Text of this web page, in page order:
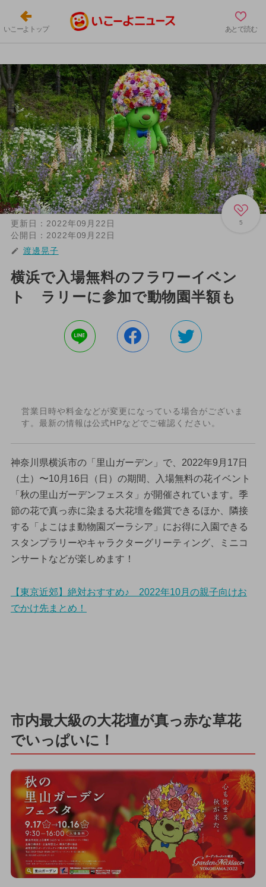
いこーよトップ あとで読む
5
更新日： 2022年09月22日
公開日： 2022年09月22日
渡邊晃子
横浜で入場無料のフラワーイベン
ト ラリーに参加で動物園半額も
営業日時や料金などが変更になっている場合がございま
す。最新の情報は公式HPなどでご確認ください。
神奈川県横浜市の「里山ガーデン」で、2022年9月17日
（土）〜10月16日（日）の期間、入場無料の花イベント
「秋の里山ガーデンフェスタ」が開催されています。季
節の花で真っ赤に染まる大花壇を鑑賞できるほか、隣接
する「よこはま動物園ズーラシア」にお得に入園できる
スタンプラリーやキャラクターグリーティング、ミニコ
ンサートなどが楽しめます！
【東京近郊】絶対おすすめ♪ 2022年10月の親子向けお
でかけ先まとめ！
市内最大級の大花壇が真っ赤な草花
でいっぱいに！